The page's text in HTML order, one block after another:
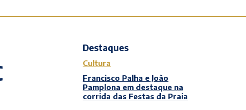
Destaques
Cultura
Francisco Palha e João
Pamplona em destaque na
corrida das Festas da Praia